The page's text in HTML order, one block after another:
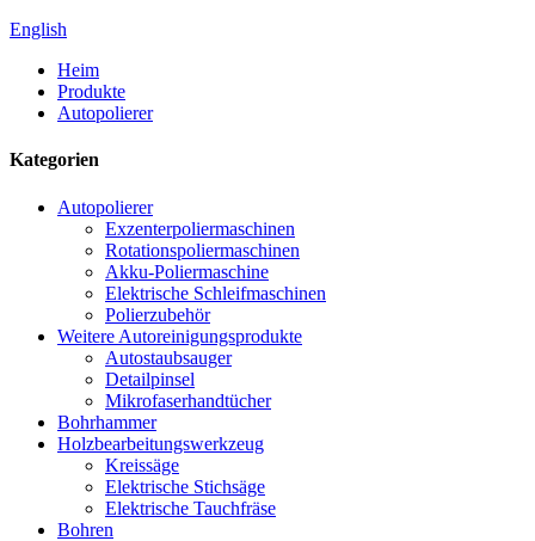
English
Heim
Produkte
Autopolierer
Kategorien
Autopolierer
Exzenterpoliermaschinen
Rotationspoliermaschinen
Akku-Poliermaschine
Elektrische Schleifmaschinen
Polierzubehör
Weitere Autoreinigungsprodukte
Autostaubsauger
Detailpinsel
Mikrofaserhandtücher
Bohrhammer
Holzbearbeitungswerkzeug
Kreissäge
Elektrische Stichsäge
Elektrische Tauchfräse
Bohren